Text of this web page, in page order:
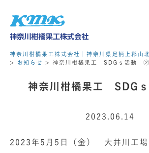
神奈川柑橘果工株式会社｜神奈川県足柄上郡山
> お知らせ > 神奈川柑橘果工 SDGｓ活動 ②
神奈川柑橘果工 SDG
2023.06.14
2023年5月5日（金） 大井川工場